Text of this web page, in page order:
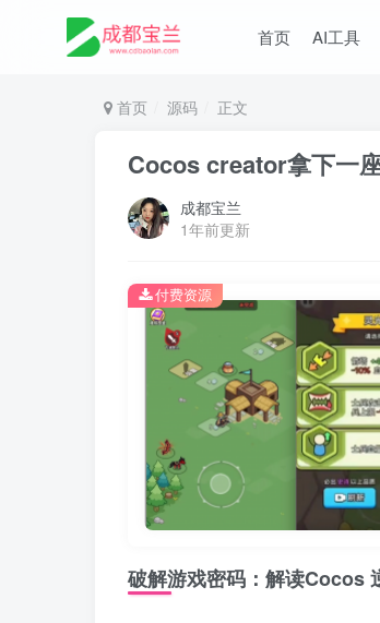
首页 AI工具
首页 源码 正文
Cocos creator拿下一
成都宝兰
1年前更新
付费资源
破解游戏密码：解读Cocos